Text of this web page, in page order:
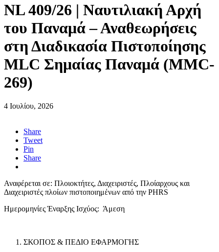
NL 409/26 | Ναυτιλιακή Αρχή
του Παναμά – Αναθεωρήσεις
στη Διαδικασία Πιστοποίησης
MLC Σημαίας Παναμά (MMC-
269)
4 Ιουλίου, 2026
Share
Tweet
Pin
Share
Αναφέρεται σε: Πλοιοκτήτες, Διαχειριστές, Πλοίαρχους και
Διαχειριστές πλοίων πιστοποιημένων από την PHRS
Ημερομηνίες Έναρξης Ισχύος: Άμεση
ΣΚΟΠΟΣ & ΠΕΔΙΟ ΕΦΑΡΜΟΓΗΣ